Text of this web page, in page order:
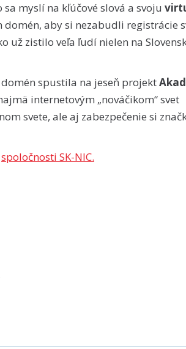
myslí na kľúčové slová a svoju
aby si nezabudli registrácie
už zistilo veľa ľudí nielen na
spustila na jeseň projekt
internetovým „nováčikom“ svet
svete, ale aj zabezpečenie si
spoločnosti SK-NIC.